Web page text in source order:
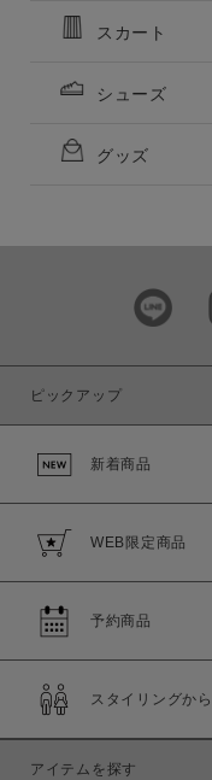
スカート
シューズ
グッズ
ピックアップ
新着商品
WEB限定商品
予約商品
スタイリングか
アイテムを探す